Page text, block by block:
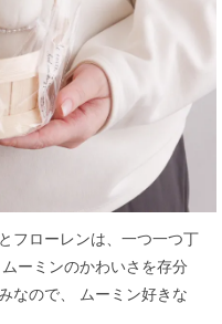
フローレンは、一つ一つ丁
ムーミンのかわいさを存分
なので、
ムーミン好きな